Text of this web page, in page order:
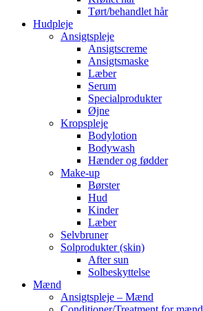
Tørt/behandlet hår
Hudpleje
Ansigtspleje
Ansigtscreme
Ansigtsmaske
Læber
Serum
Specialprodukter
Øjne
Kropspleje
Bodylotion
Bodywash
Hænder og fødder
Make-up
Børster
Hud
Kinder
Læber
Selvbruner
Solprodukter (skin)
After sun
Solbeskyttelse
Mænd
Ansigtspleje – Mænd